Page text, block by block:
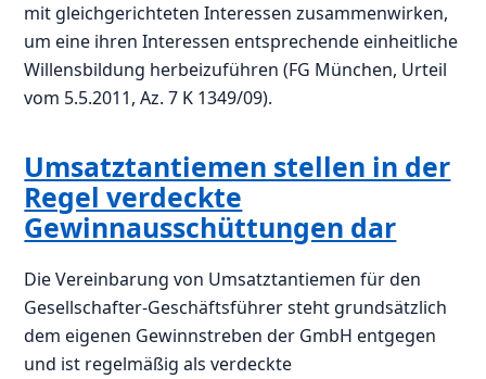
mit gleichgerichteten Interessen zusammenwirken,
um eine ihren Interessen entsprechende einheitliche
Willensbildung herbeizuführen (FG München, Urteil
vom 5.5.2011, Az. 7 K 1349/09).
Umsatztantiemen stellen in der
Regel verdeckte
Gewinnausschüttungen dar
Die Vereinbarung von Umsatztantiemen für den
Gesellschafter-Geschäftsführer steht grundsätzlich
dem eigenen Gewinnstreben der GmbH entgegen
und ist regelmäßig als verdeckte